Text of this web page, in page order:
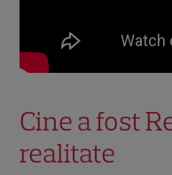
Cine a fost
realitate